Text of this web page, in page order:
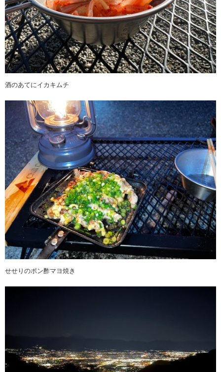
酒のあてにイカキムチ
せせりのポン酢マヨ焼き